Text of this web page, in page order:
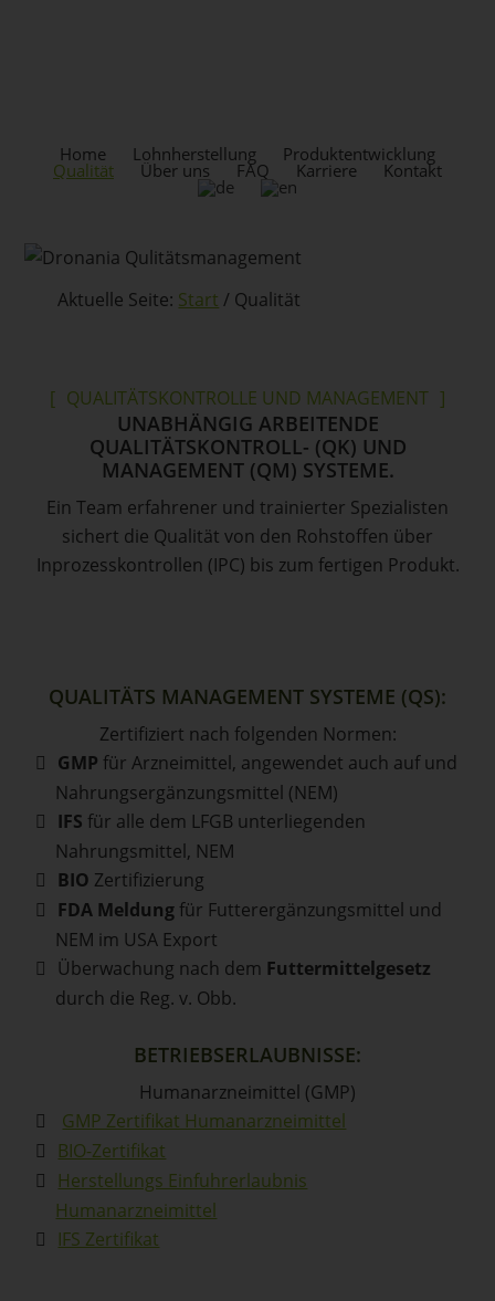
RECHTS
Home Lohnherstellung Produktentwicklung
Qualität Über uns FAQ Karriere Kontakt
Aktuelle Seite: Start / Qualität
QUALITÄTSKONTROLLE UND MANAGEMENT
UNABHÄNGIG ARBEITENDE
QUALITÄTSKONTROLL- (QK) UND
MANAGEMENT (QM) SYSTEME.
Ein Team erfahrener und trainierter Spezialisten
sichert die Qualität von den Rohstoffen über
Inprozesskontrollen (IPC) bis zum fertigen Produkt.
QUALITÄTS MANAGEMENT SYSTEME (QS):
Zertifiziert nach folgenden Normen:
GMP für Arzneimittel, angewendet auch auf und
Nahrungsergänzungsmittel (NEM)
IFS für alle dem LFGB unterliegenden
Nahrungsmittel, NEM
BIO Zertifizierung
FDA Meldung für Futterergänzungsmittel und
NEM im USA Export
Überwachung nach dem Futtermittelgesetz
durch die Reg. v. Obb.
BETRIEBSERLAUBNISSE:
Humanarzneimittel (GMP)
GMP Zertifikat Humanarzneimittel
BIO-Zertifikat
Herstellungs Einfuhrerlaubnis
Humanarzneimittel
IFS Zertifikat